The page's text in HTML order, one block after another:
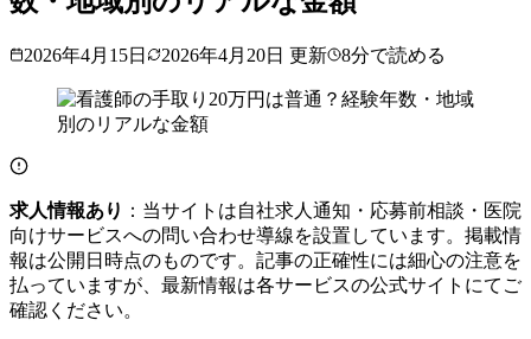
2026年4月15日 2026年4月20日 更新 8分で読める
求人情報あり ：当サイトは自社求人通知・応募前相談・医院
向けサービスへの問い合わせ導線を設置しています。掲載情
報は公開日時点のものです。記事の正確性には細心の注意を
払っていますが、最新情報は各サービスの公式サイトにてご
確認ください。